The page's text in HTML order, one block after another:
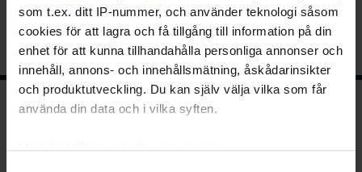
som t.ex. ditt IP-nummer, och använder teknologi såsom
cookies för att lagra och få tillgång till information på din
enhet för att kunna tillhandahålla personliga annonser och
innehåll, annons- och innehållsmätning, åskådarinsikter
och produktutveckling. Du kan själv välja vilka som får
använda din data och i vilka syften.
Med din tillåtelse skulle vi även vilja:
23
24 25
Ishockeyns huvudsponsor